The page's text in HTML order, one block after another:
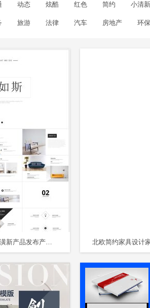
历 职业规划 企业文化 生日快乐
动态 炫酷 红色 简约 小清新
旅游 法律 汽车 房地产 环保
极简主义素雅室内装潢新产品发布产品宣传PPT